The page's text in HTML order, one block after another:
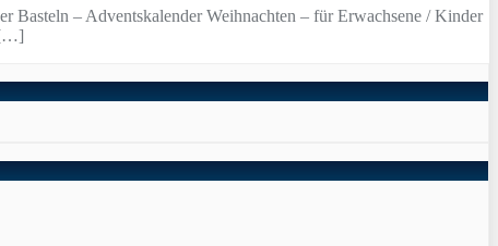
Basteln – Adventskalender Weihnachten – für Erwachsene / Kinder
[…]